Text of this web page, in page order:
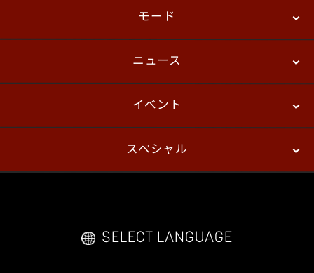
モード
バトル
ニュース
パッチノート
イベント
プレイヤーズ
スペシャル
自己紹介カードメーカー アーケード
SELECT LANGUAGE